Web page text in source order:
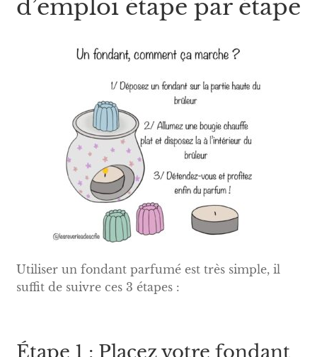
d’emploi étape par étape
Utiliser un fondant parfumé est très simple, il
suffit de suivre ces 3 étapes :
Étape 1 : Placez votre fondant